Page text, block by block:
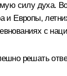
силу духа.
и Европы,
с
решать